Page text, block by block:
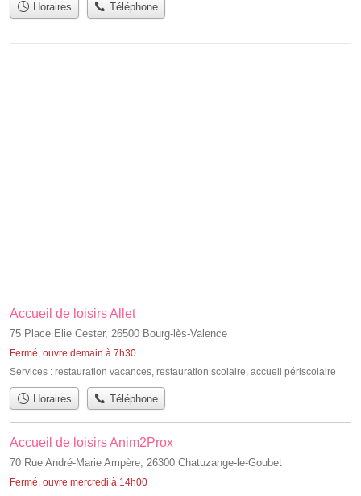
Horaires Téléphone
Accueil de loisirs Allet
75 Place Elie Cester, 26500 Bourg-lès-Valence
Fermé, ouvre demain à 7h30
Services : restauration vacances restauration scolaire accueil périscolaire
Horaires Téléphone
Accueil de loisirs Anim2Prox
70 Rue André-Marie Ampère, 26300 Chatuzange-le-Goubet
Fermé, ouvre mercredi à 14h00